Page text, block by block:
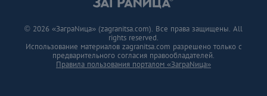
© 2026 «ЗаграNица» (zagranitsa.com). Все права защищены. All
rights reserved.
Использование материалов zagranitsa.com разрешено только с
предварительного согласия правообладателей.
Правила пользования порталом «ЗаграNица»